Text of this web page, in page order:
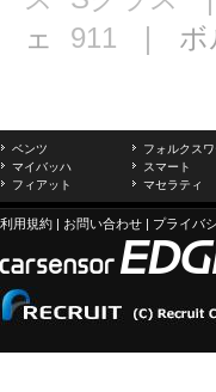
ェ 911 ｜ ボ
ベンツ フォルクス
マイバッハ
スマート
フィアット
マセラティ
利用規約 | お問い合わせ | プライバ